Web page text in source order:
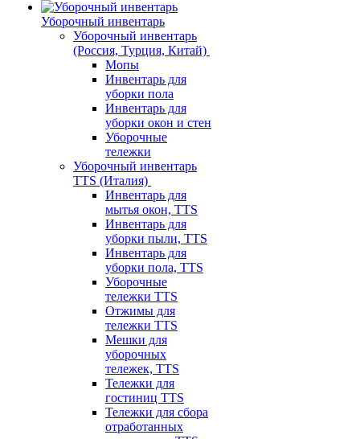
Уборочный инвентарь
Уборочный инвентарь
(Россия, Турция, Китай)
Мопы
Инвентарь для
уборки пола
Инвентарь для
уборки окон и стен
Уборочные
тележки
Уборочный инвентарь
TTS (Италия)
Инвентарь для
мытья окон, TTS
Инвентарь для
уборки пыли, TTS
Инвентарь для
уборки пола, TTS
Уборочные
тележки TTS
Отжимы для
тележки TTS
Мешки для
уборочных
тележек, TTS
Тележки для
гостиниц TTS
Тележки для сбора
отработанных